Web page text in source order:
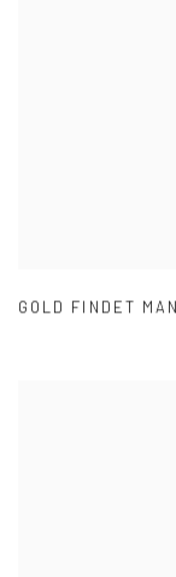
GOLD FINDET